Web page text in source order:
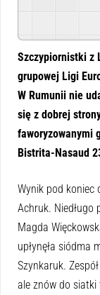
Szczypiornistki z
grupowej Ligi
W Rumunii nie
się z dobrej
faworyzowanymi
Bistrita-Nasaud
Wynik pod koniec
Achruk. Niedługo
Magda
upłynęła siódma
Szynkaruk.
ale znów do siatki